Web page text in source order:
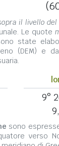
il livello del
Le quote
state
(DEM) e
9°
sono
verso